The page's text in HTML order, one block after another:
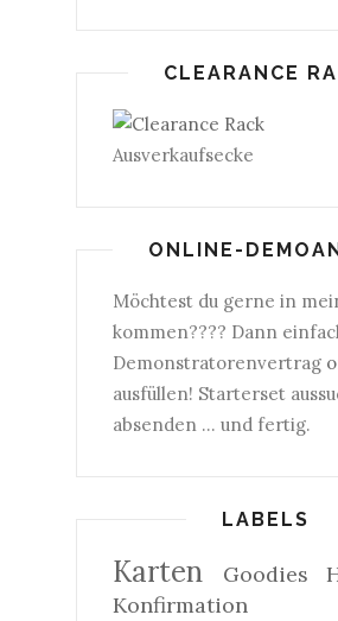
CLEARANCE
Ausverkaufsecke
ONLINE-
Möchtest du gerne in
kommen???? Dann
Demonstratorenvertrag
ausfüllen! Starterset
absenden ... und fertig.
LABELS
Karten Goodies
Konfirmation